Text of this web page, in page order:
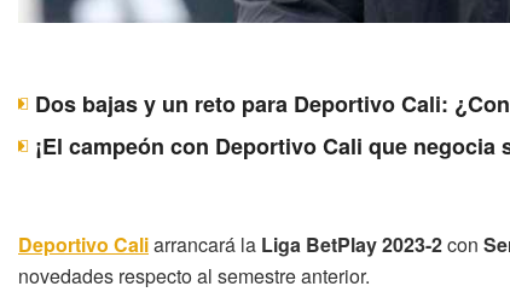
Dos bajas y un reto para Deportivo Cali:
¡El campeón con Deportivo Cali que negocia
Deportivo Caliarrancará la Liga BetPlay 2023-2con
novedades respecto al semestre anterior.